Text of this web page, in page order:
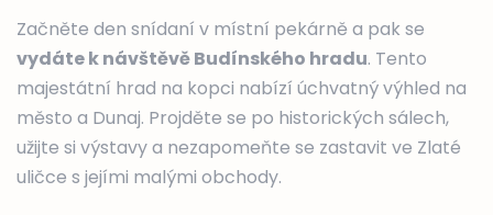
Začněte den snídaní v místní pekárně a pak se
vydáte k návštěvě Budínského hradu. Tento
majestátní hrad na kopci nabízí úchvatný výhled na
město a Dunaj. Projděte se po historických sálech,
užijte si výstavy a nezapomeňte se zastavit ve Zlaté
uličce s jejími malými obchody.